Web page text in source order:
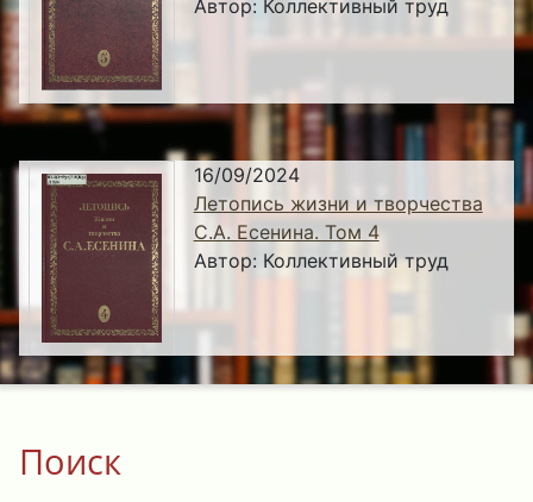
Автор: Коллективный труд
16/09/2024
Летопись жизни и творчества
С.А. Есенина. Том 4
Автор: Коллективный труд
Поиск